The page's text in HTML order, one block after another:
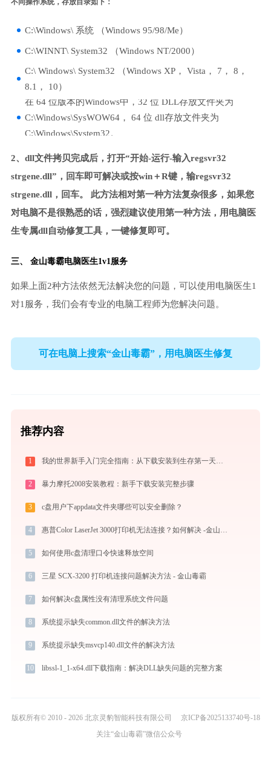
不同操作系统，存放目录如下：
C:\Windows\ 系统 （Windows 95/98/Me）
C:\WINNT\ System32 （Windows NT/2000）
C:\ Windows\ System32 （Windows XP， Vista， 7， 8，
8.1， 10）
在 64 位版本的Windows中，32 位 DLL存放文件夹为
C:\Windows\SysWOW64， 64 位 dll存放文件夹为
C:\Windows\System32。
2、dll文件拷贝完成后，打开“开始-运行-输入regsvr32
strgene.dll”，回车即可解决或按win＋R键，输regsvr32
strgene.dll，回车。 此方法相对第一种方法复杂很多，如果您
对电脑不是很熟悉的话，强烈建议使用第一种方法，用电脑医
生专属dll自动修复工具，一键修复即可。
三、 金山毒霸电脑医生1v1服务
如果上面2种方法依然无法解决您的问题，可以使用电脑医生1
对1服务，我们会有专业的电脑工程师为您解决问题。
可在电脑上搜索“金山毒霸”，用电脑医生修复
推荐内容
1 我的世界新手入门完全指南：从下载安装到生存第一天，一篇讲透
2 暴力摩托2008安装教程：新手下载安装完整步骤
3 c盘用户下appdata文件夹哪些可以安全删除？
4 惠普Color LaserJet 3000打印机无法连接？如何解决 -金山毒霸
5 如何使用c盘清理口令快速释放空间
6 三星 SCX-3200 打印机连接问题解决方法 - 金山毒霸
7 如何解决c盘属性没有清理系统文件问题
8 系统提示缺失common.dll文件的解决方法
9 系统提示缺失msvcp140.dll文件的解决方法
10 libssl-1_1-x64.dll下载指南：解决DLL缺失问题的完整方案
版权所有© 2010 - 2026 北京灵豹智能科技有限公司
京ICP备2025133740号-18
关注“金山毒霸”微信公众号